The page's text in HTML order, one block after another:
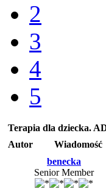
2
3
4
5
Terapia dla dziecka.
Autor
Wiadomość
benecka
Senior Member